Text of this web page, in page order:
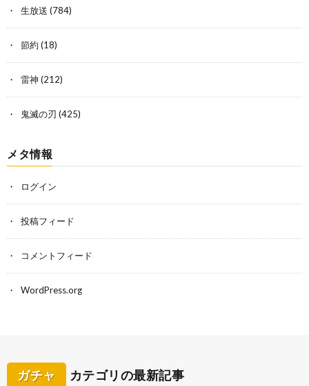
生放送 (784)
節約 (18)
雷神 (212)
鬼滅の刃 (425)
メタ情報
ログイン
投稿フィード
コメントフィード
WordPress.org
ガチャ カテゴリの最新記事